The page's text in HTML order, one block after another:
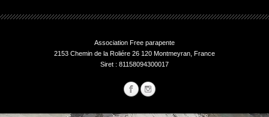
Association Free parapente
2153 Chemin de la Roliére 26 120 Montmeyran, France
Siret : 81158094300017